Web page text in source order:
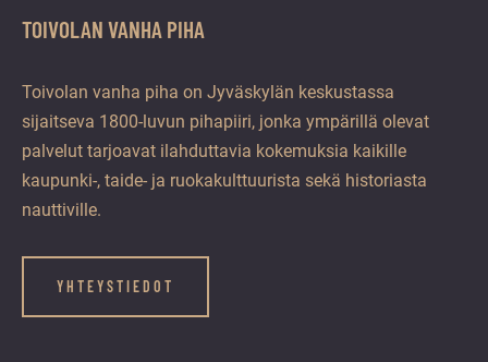
TOIVOLAN VANHA PIHA
Toivolan vanha piha on Jyväskylän keskustassa
sijaitseva 1800-luvun pihapiiri, jonka ympärillä olevat
palvelut tarjoavat ilahduttavia kokemuksia kaikille
kaupunki-, taide- ja ruokakulttuurista sekä historiasta
nauttiville.
YHTEYSTIEDOT